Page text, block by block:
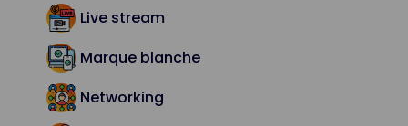
Live stream
Marque blanche
Networking